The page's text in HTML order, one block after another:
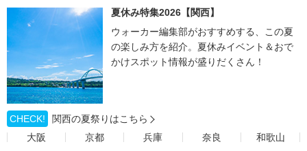
夏休み特集2026【関西】
ウォーカー編集部がおすすめする、この夏
の楽しみ方を紹介。夏休みイベント＆おで
かけスポット情報が盛りだくさん！
CHECK!
関西の夏祭りはこちら
大阪
京都 兵庫 奈良
和歌山